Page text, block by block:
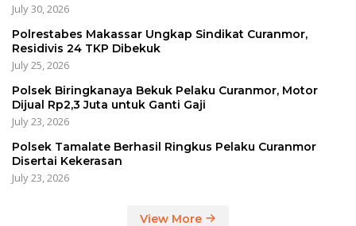
July 30, 2026
Polrestabes Makassar Ungkap Sindikat Curanmor,
Residivis 24 TKP Dibekuk
July 25, 2026
Polsek Biringkanaya Bekuk Pelaku Curanmor, Motor
Dijual Rp2,3 Juta untuk Ganti Gaji
July 23, 2026
Polsek Tamalate Berhasil Ringkus Pelaku Curanmor
Disertai Kekerasan
July 23, 2026
View More